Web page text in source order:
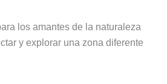
los amantes de la naturaleza
y explorar una zona diferente